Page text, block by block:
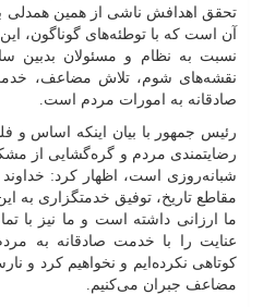
تحقق اهدافش ناشی از همین همدلی
آن است که با توطئه‌های گوناگون،
نسبت به نظام و مسئولان بدبین
نقشه‌های شوم، تلاش مضاعف،
صادقانه به امورات مردم است.
رئیس جمهور با بیان اینکه اساس و
رضایتمندی مردم و گره‌گشایی از
شبانه‌روزی است، اظهار کرد:
مقاطع تاریخ، توفیق خدمتگزاری به
ما ارزانی داشته است و ما نیز با
عنایت را با خدمت صادقانه به
کوتاهی نکرده‌ایم و نخواهیم کرد و
مضاعف جبران می‌کنیم.